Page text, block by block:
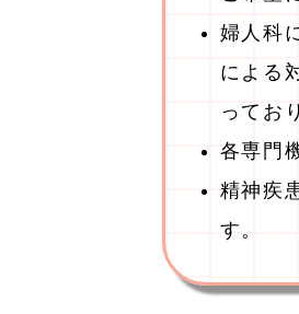
婦人科
による
ってお
各専門
精神疾
す。